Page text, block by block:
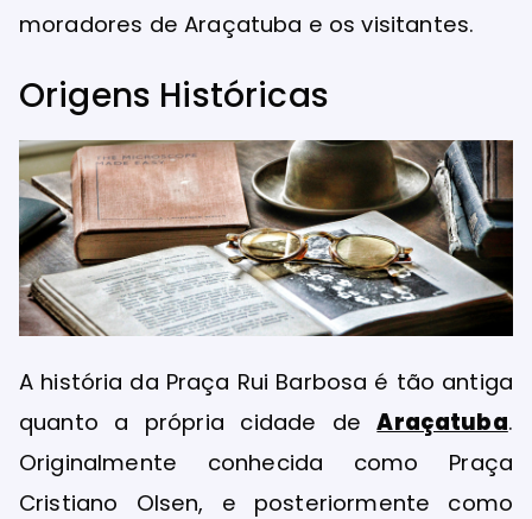
moradores de Araçatuba e os visitantes.
Origens Históricas
A história da Praça Rui Barbosa é tão antiga
quanto a própria cidade deAraçatuba.
Originalmente conhecida como Praça
Cristiano Olsen, e posteriormente como